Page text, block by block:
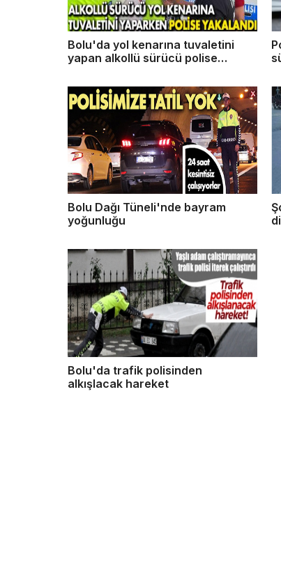
Bolu'da yol kenarına tuvaletini
yapan alkollü sürücü polise
Bolu Dağı Tüneli'nde bayram
yoğunluğu
Bolu'da trafik polisinden
alkışlacak hareket